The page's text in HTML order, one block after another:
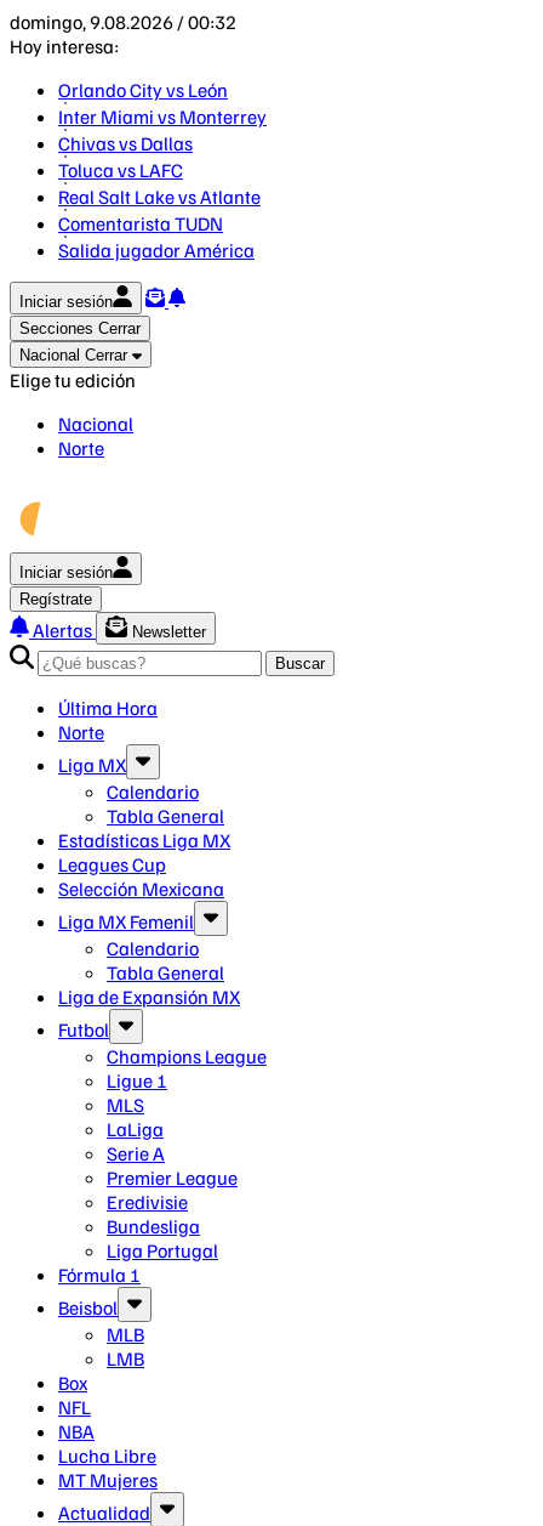
domingo, 9.08.2026 / 00:32
Hoy interesa:
Orlando City vs León
Inter Miami vs Monterrey
Chivas vs Dallas
Toluca vs LAFC
Real Salt Lake vs Atlante
Comentarista TUDN
Salida jugador América
Iniciar sesión
Secciones Cerrar
Nacional Cerrar
Elige tu edición
Nacional
Norte
Iniciar sesión
Regístrate
Alertas
Newsletter
Buscar
Última Hora
Norte
Liga MX
Calendario
Tabla General
Estadísticas Liga MX
Leagues Cup
Selección Mexicana
Liga MX Femenil
Calendario
Tabla General
Liga de Expansión MX
Futbol
Champions League
Ligue 1
MLS
LaLiga
Serie A
Premier League
Eredivisie
Bundesliga
Liga Portugal
Fórmula 1
Beisbol
MLB
LMB
Box
NFL
NBA
Lucha Libre
MT Mujeres
Actualidad